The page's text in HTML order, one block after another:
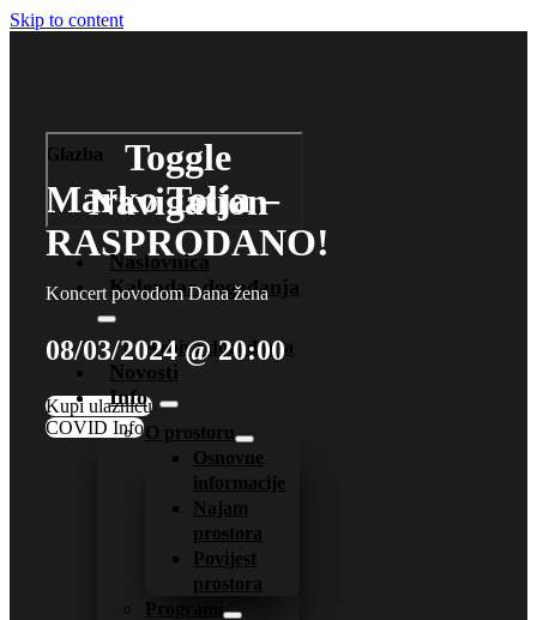
Skip to content
Toggle
Navigation
Naslovnica
Kalendar događanja
Arhiva događanja
Novosti
Info
O prostoru
Osnovne
informacije
Najam
prostora
Povijest
prostora
Programi
Glazba
Marko Tolja –
RASPRODANO!
Koncert povodom Dana žena
08/03/2024 @ 20:00
Kupi ulaznicu
COVID Info